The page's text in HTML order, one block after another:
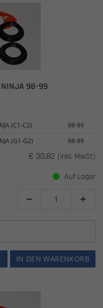
98-99
(C1-C2)
98-99
(G1-G2) 98-99
€ 30.82 (inkl. MwSt)
Auf Lager
 
IN DEN WARENKORB